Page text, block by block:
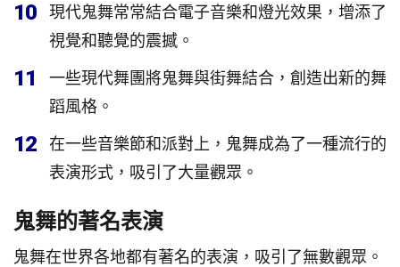
10
現代鬼舞常常結合電子音樂和燈光效果，增添了
視覺和聽覺的震撼。
11
一些現代舞團將鬼舞與街舞結合，創造出新的舞
蹈風格。
12
在一些音樂節和派對上，鬼舞成為了一種流行的
表演形式，吸引了大量觀眾。
鬼舞的著名表演
鬼舞在世界各地都有著名的表演，吸引了無數觀眾。